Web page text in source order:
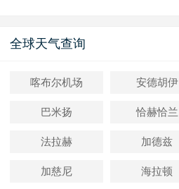
全球天气查询
喀布尔机场 安德胡伊
巴米扬 恰赫恰兰
法拉赫 加德兹
加慈尼 海拉顿